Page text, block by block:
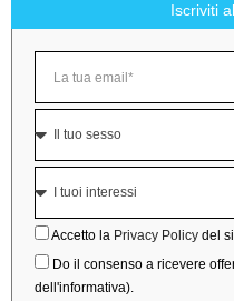
Iscriviti
Accetto la Privacy Policy del
Do il consenso a ricevere
dell'informativa).